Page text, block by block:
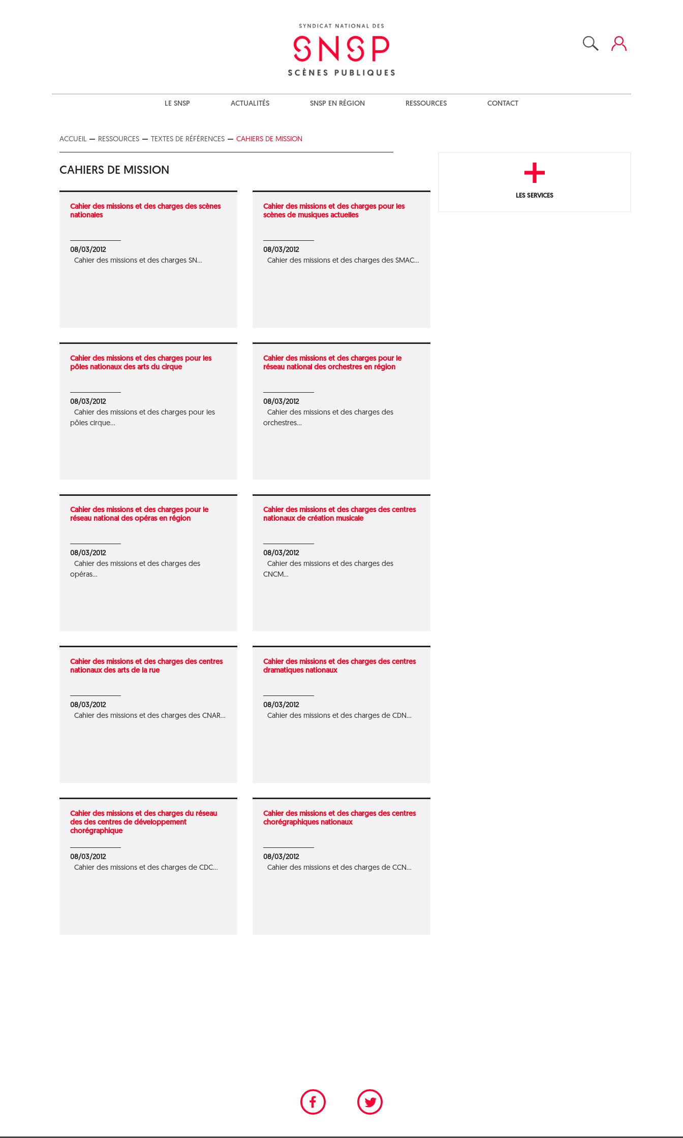
LE SNSP ACTUALITÉS SNSP EN RÉGION RESSOURCES CONTACT
ACCUEIL RESSOURCES TEXTES DE RÉFÉRENCES CAHIERS DE MISSION
CAHIERS DE MISSION
Cahier des missions et des charges des scènes
nationales
08/03/2012
Cahier des missions et des charges SN...
Cahier des missions et des charges pour les
scènes de musiques actuelles
08/03/2012
Cahier des missions et des charges des SMAC...
Cahier des missions et des charges pour les
pôles nationaux des arts du cirque
08/03/2012
Cahier des missions et des charges pour les
pôles cirque...
Cahier des missions et des charges pour le
réseau national des orchestres en région
08/03/2012
Cahier des missions et des charges des
orchestres...
Cahier des missions et des charges pour le
réseau national des opéras en région
08/03/2012
Cahier des missions et des charges des
opéras...
Cahier des missions et des charges des centres
nationaux de création musicale
08/03/2012
Cahier des missions et des charges des
CNCM...
Cahier des missions et des charges des centres
nationaux des arts de la rue
08/03/2012
Cahier des missions et des charges des CNAR...
Cahier des missions et des charges des centres
dramatiques nationaux
08/03/2012
Cahier des missions et des charges de CDN...
Cahier des missions et des charges du réseau
des des centres de développement
chorégraphique
08/03/2012
Cahier des missions et des charges de CDC...
Cahier des missions et des charges des centres
chorégraphiques nationaux
08/03/2012
Cahier des missions et des charges de CCN...
LES SERVICES